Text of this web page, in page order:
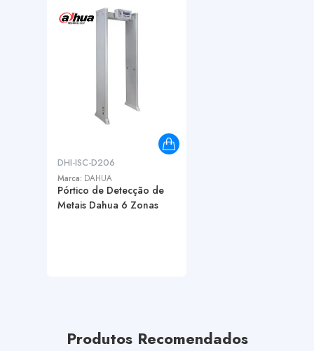
DHI-ISC-D206
Marca: DAHUA
Pórtico de Detecção de
Metais Dahua 6 Zonas
Produtos Recomendados